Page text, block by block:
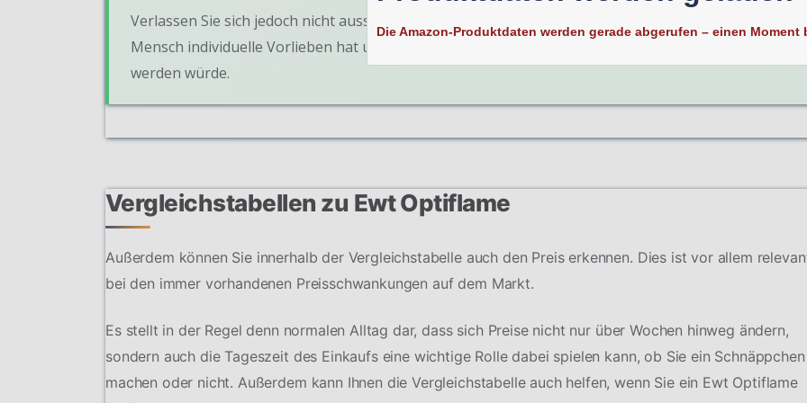
Die Amazon-Produktdaten werden gerade abgerufen – einen Moment
Verlassen Sie sich jedoch nicht ausschließlich darauf. Behalten Sie stets im Hinterkopf, dass jeder
Mensch individuelle Vorlieben hat und somit nicht jeder Kommentar auch von Ihnen vertreten
werden würde.
Vergleichstabellen zu Ewt Optiflame
Außerdem können Sie innerhalb der Vergleichstabelle auch den Preis erkennen. Dies ist vor allem
bei den immer vorhandenen Preisschwankungen auf dem Markt.
Es stellt in der Regel denn normalen Alltag dar, dass sich Preise nicht nur über Wochen hinweg ändern,
sondern auch die Tageszeit des Einkaufs eine wichtige Rolle dabei spielen kann, ob Sie ein Schnäppchen
machen oder nicht. Außerdem kann Ihnen die Vergleichstabelle auch helfen, wenn Sie ein Ewt Optiflame